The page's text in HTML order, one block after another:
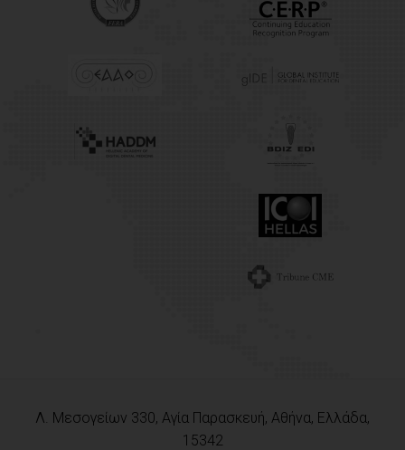
Λ. Μεσογείων 330, Αγία Παρασκευή, Αθήνα, Ελλάδα,
15342